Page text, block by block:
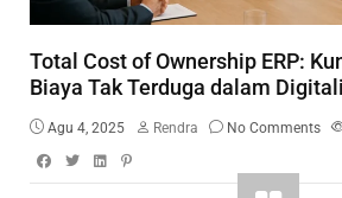
Total Cost of Ownership ERP:
Biaya Tak Terduga dalam
Agu 4, 2025 Rendra No Comments